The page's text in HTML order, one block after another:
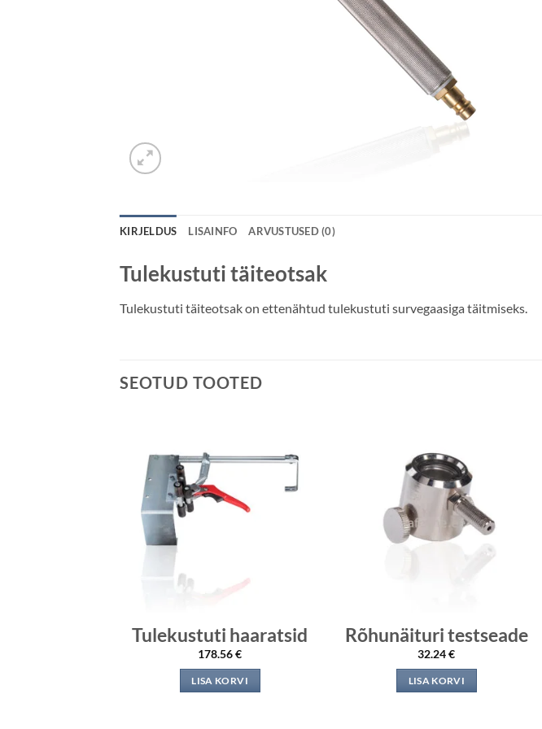
KIRJELDUS LISAINFO ARVUSTUSED (0)
Tulekustuti täiteotsak
Tulekustuti täiteotsak on ettenähtud tulekustuti survegaasiga täitmiseks.
SEOTUD TOOTED
Tulekustuti haaratsid
178.56€
LISA KORVI
Rõhunäituri testseade
32.24€
LISA KORVI